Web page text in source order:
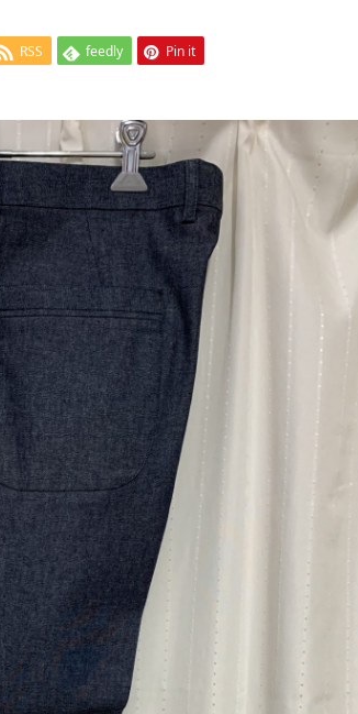
RSS feedly Pin it